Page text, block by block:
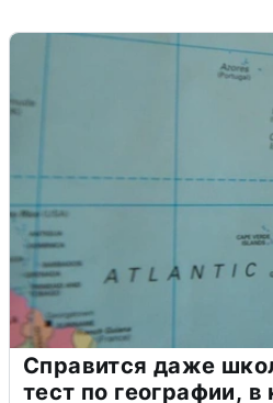
Справится даже
тест по географии, в